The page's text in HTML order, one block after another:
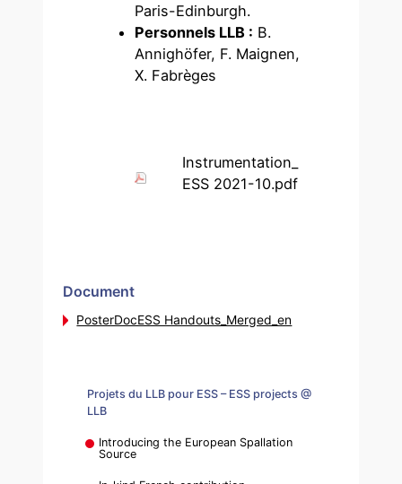
Projets du LLB pour ESS – ESS projects @
LLB
Introducing the European Spallation
Source
Paris-Edinburgh.
Personnels LLB : B.
Annighöfer, F. Maignen,
X. Fabrèges
Instrumentation_
ESS 2021-10.pdf
Document
PosterDocESS Handouts_Merged_en